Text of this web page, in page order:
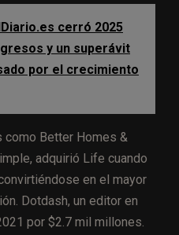
cerró 2025
y un superávit
por el crecimiento
Better Homes &
adquirió Life cuando
en el mayor
Dotdash, un editor en
por $2.7 mil millones.